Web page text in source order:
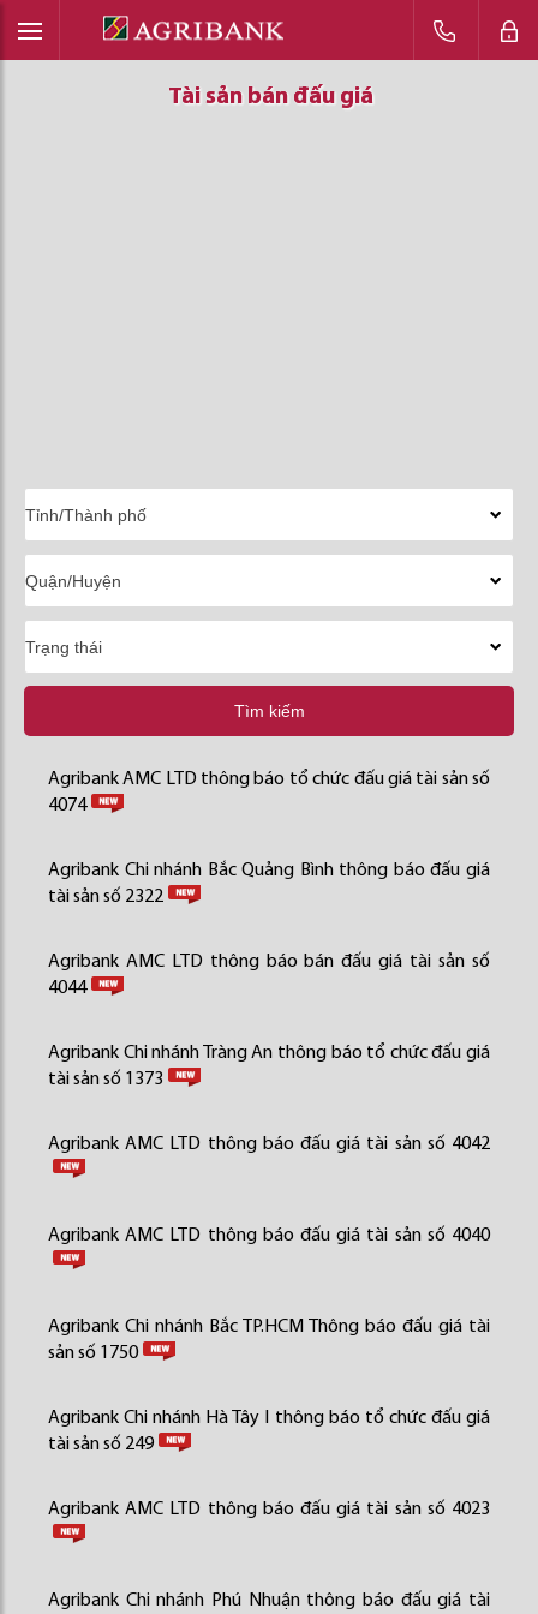
Tài sản bán đấu giá
Tài sản bán đấu giá
Tài sản bán đấu giá
Tìm kiếm
Agribank AMC LTD thông báo tổ chức đấu giá tài sản số
4074
Agribank Chi nhánh Bắc Quảng Bình thông báo đấu giá
tài sản số 2322
Agribank AMC LTD thông báo bán đấu giá tài sản số
4044
Agribank Chi nhánh Tràng An thông báo tổ chức đấu giá
tài sản số 1373
Agribank AMC LTD thông báo đấu giá tài sản số 4042
Agribank AMC LTD thông báo đấu giá tài sản số 4040
Agribank Chi nhánh Bắc TP.HCM Thông báo đấu giá tài
sản số 1750
Agribank Chi nhánh Hà Tây I thông báo tổ chức đấu giá
tài sản số 249
Agribank AMC LTD thông báo đấu giá tài sản số 4023
Agribank Chi nhánh Phú Nhuận thông báo đấu giá tài